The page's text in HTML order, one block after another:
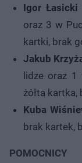
Igor Łasicki
oraz 3 w
kartki, brak
Jakub
lidze oraz 1
żółta
Kuba
brak kartek,
POMOCNICY